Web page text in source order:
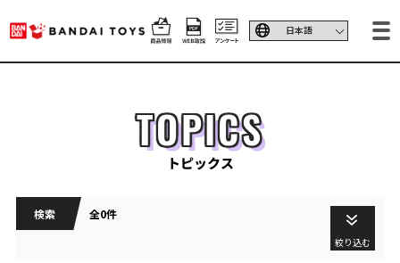
TOPICS
トピックス
検索 全0件
絞り込む